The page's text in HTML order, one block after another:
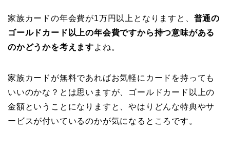
家族カードの年会費が1万円以上となりますと、 普通の
ゴールドカード以上の年会費ですから持つ意味がある
のかどうかを考えますよね。
家族カードが無料であればお気軽にカードを持っても
いいのかな？とは思いますが、ゴールドカード以上の
金額ということになりますと、やはりどんな特典やサ
ービスが付いているのかが気になるところです。